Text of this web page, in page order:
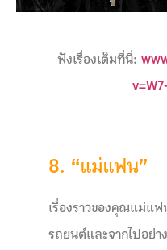
ฟังเรื่องเต็มที่นี่:
8. “แม่แฟน”
เรื่องราวของคุณแม่แ
รถยนต์และจากไปอย่